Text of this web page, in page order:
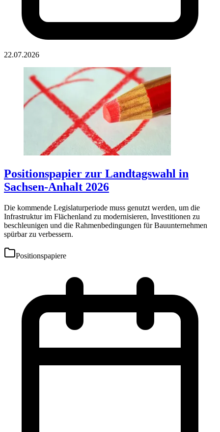
22.07.2026
Positionspapier zur Landtagswahl in
Sachsen-Anhalt 2026
Die kommende Legislaturperiode muss genutzt werden, um die
Infrastruktur im Flächenland zu modernisieren, Investitionen zu
beschleunigen und die Rahmenbedingungen für Bauunternehmen
spürbar zu verbessern.
Positionspapiere